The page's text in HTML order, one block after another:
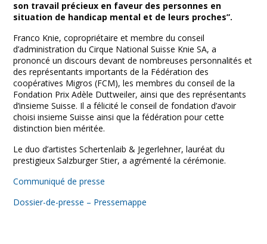
son travail précieux en faveur des personnes en
situation de handicap mental et de leurs proches”.
Franco Knie, copropriétaire et membre du conseil
d’administration du Cirque National Suisse Knie SA, a
prononcé un discours devant de nombreuses personnalités et
des représentants importants de la Fédération des
coopératives Migros (FCM), les membres du conseil de la
Fondation Prix Adèle Duttweiler, ainsi que des représentants
d’insieme Suisse. Il a félicité le conseil de fondation d’avoir
choisi insieme Suisse ainsi que la fédération pour cette
distinction bien méritée.
Le duo d’artistes Schertenlaib & Jegerlehner, lauréat du
prestigieux Salzburger Stier, a agrémenté la cérémonie.
Communiqué de presse
Dossier-de-presse – Pressemappe